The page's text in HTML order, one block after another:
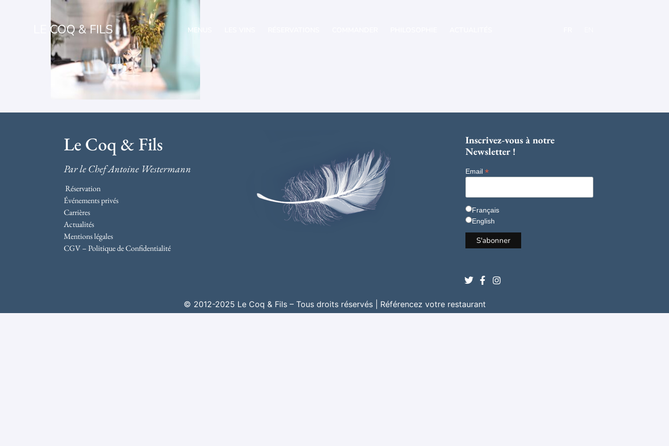
LE COQ & FILS MENUS
Le Coq & Fils
Par le Chef Antoine Westermann
Réservation
Événements privés
Carrières
Actualités
Mentions légales
CGV – Politique de Confidentialité
Inscrivez-vous à notre
Newsletter !
Email *
Français
English
© 2012-2025 Le Coq & Fils – Tous droits réservés | Référencez votre restaurant